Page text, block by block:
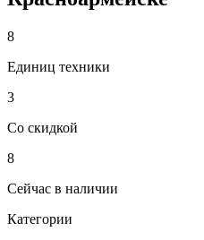
8
Единиц техники
3
Со скидкой
8
Сейчас в наличии
Категории